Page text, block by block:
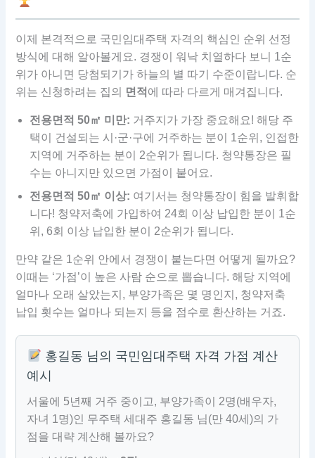
이제 본격적으로 국민임대주택 자격의 핵심인 순위 선정
방식에 대해 알아볼게요. 경쟁이 워낙 치열하다 보니 1순
위가 아니면 당첨되기가 하늘의 별 따기 수준이랍니다. 순
위는 신청하려는 집의 면적 에 따라 다르게 매겨집니다.
전용면적 50㎡ 미만: 거주지가 가장 중요해요! 해당 주
택이 건설되는 시·군·구에 거주하는 분이 1순위, 인접한
지역에 거주하는 분이 2순위가 됩니다. 청약통장은 필
수는 아니지만 있으면 가점이 붙어요.
전용면적 50㎡ 이상: 여기서는 청약통장이 힘을 발휘합
니다! 청약저축에 가입하여 24회 이상 납입한 분이 1순
위, 6회 이상 납입한 분이 2순위가 됩니다.
만약 같은 1순위 안에서 경쟁이 붙는다면 어떻게 될까요?
이때는 ‘가점’이 높은 사람 순으로 뽑습니다. 해당 지역에
얼마나 오래 살았는지, 부양가족은 몇 명인지, 청약저축
납입 횟수는 얼마나 되는지 등을 점수로 환산하는 거죠.
홍길동 님의 국민임대주택 자격 가점 계산
예시
서울에 5년째 거주 중이고, 부양가족이 2명(배우자,
자녀 1명)인 무주택 세대주 홍길동 님(만 40세)의 가
점을 대략 계산해 볼까요?